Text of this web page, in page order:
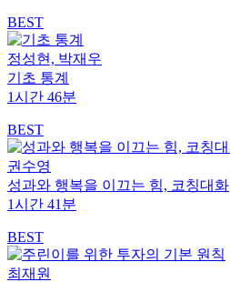
BEST
정성현, 박재우
기초 통계
1시간 46분
BEST
권수영
성과와 행복을 이끄는 힘, 코칭대화
1시간 41분
BEST
최재원